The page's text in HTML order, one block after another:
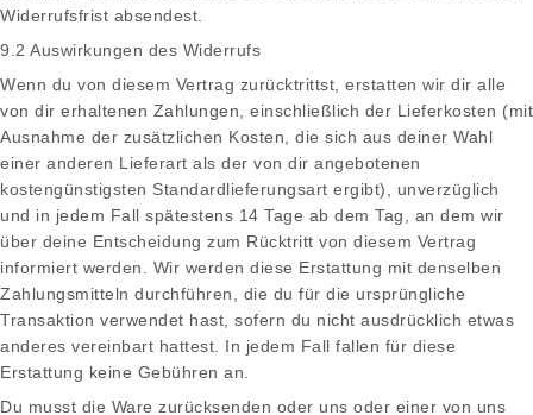
Widerrufsfrist absendest.
9.2 Auswirkungen des Widerrufs
Wenn du von diesem Vertrag zurücktrittst, erstatten wir dir alle
von dir erhaltenen Zahlungen, einschließlich der Lieferkosten (mit
Ausnahme der zusätzlichen Kosten, die sich aus deiner Wahl
einer anderen Lieferart als der von dir angebotenen
kostengünstigsten Standardlieferungsart ergibt), unverzüglich
und in jedem Fall spätestens 14 Tage ab dem Tag, an dem wir
über deine Entscheidung zum Rücktritt von diesem Vertrag
informiert werden. Wir werden diese Erstattung mit denselben
Zahlungsmitteln durchführen, die du für die ursprüngliche
Transaktion verwendet hast, sofern du nicht ausdrücklich etwas
anderes vereinbart hattest. In jedem Fall fallen für diese
Erstattung keine Gebühren an.
Du musst die Ware zurücksenden oder uns oder einer von uns